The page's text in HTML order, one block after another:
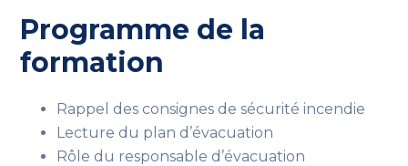
Programme de la
formation
Rappel des consignes de sécurité incendie
Lecture du plan d’évacuation
Rôle du responsable d’évacuation